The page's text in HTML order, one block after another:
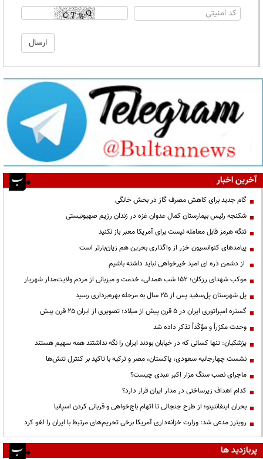
آخرین اخبار
گام جدید برای کاهش مصرف گاز در بخش خانگی
شکنجه رئیس بیمارستان کمال عدوان غزه در زندان رژیم صهیونیستی
تنگه هرمز قابل معامله نیست برای آمریکا معبر باز نکنید
پیامدهای کنوانسیون خزر از واگذاری بحرین هم زیان‌بارتر است
از دشمن ذره ای امید خیرخواهی نباید داشته باشیم
موکب شهدای رزکان؛ ۱۵۲ شب همدلی، خدمت و میزبانی از مردم ولایت‌مدار شهریار
پل شهرستان پل‌سفید پس از ۲۵ سال به مرحله بهره‌برداری رسید
گستره امپراتوری ایران در ۵ قرن پیش از میلاد؛ تصویری از ایران ۲۵ قرن پیش
وحدت مکرّراً و مؤکّداً تذکر داده شد
پزشکیان: تنها کسانی که در خیابان بودند ایران را نگه نداشتند همه سهیم هستند
نشست چهارجانبه سعودی، پاکستان، مصر و ترکیه با تاکید بر کنترل تنش‌ها
ماجرای نصب سنگ مزار اکبر عبدی چیست؟
کدام اهداف زیرساختی در مدار ایران قرار دارد؟
بحران اینفانتینو؛ از طرح جنجالی تا اتهام باج‌خواهی و قربانی کردن اسپانیا
رویترز مدعی شد: وزارت خزانه‌داری آمریکا برخی تحریم‌های مرتبط با ایران را لغو کرد
پربازدید ها